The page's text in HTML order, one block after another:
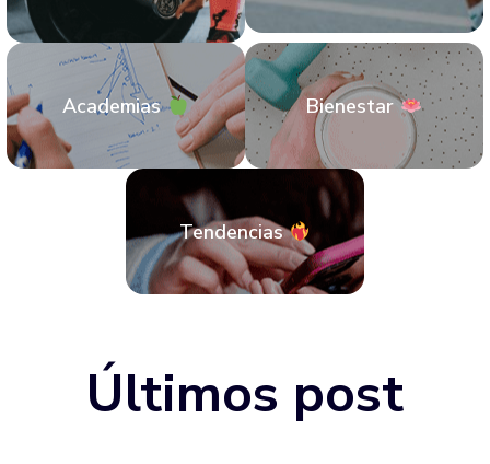
Academias Bienestar
Tendencias
Últimos post